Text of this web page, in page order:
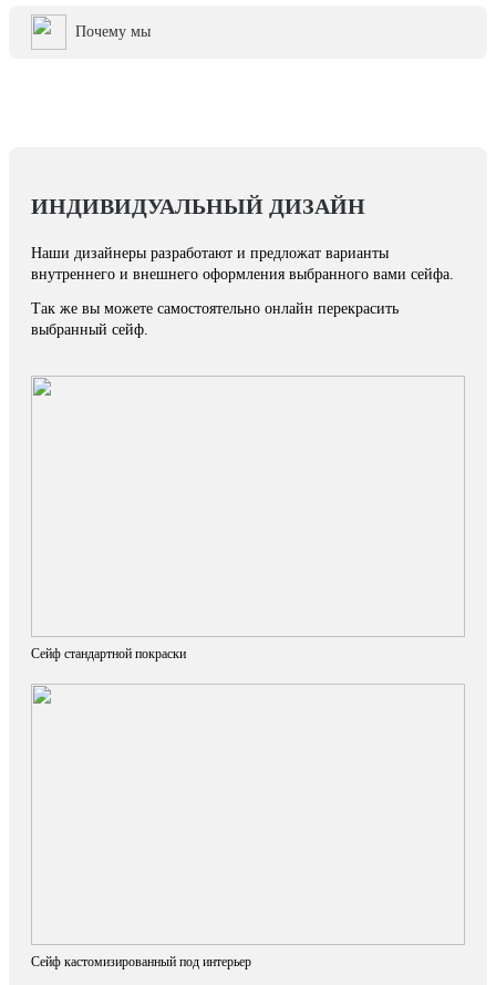
Почему мы
ИНДИВИДУАЛЬНЫЙ ДИЗАЙН
Наши дизайнеры разработают и предложат варианты
внутреннего и внешнего оформления выбранного вами сейфа.
Так же вы можете самостоятельно онлайн перекрасить
выбранный сейф.
Сейф стандартной покраски
Сейф кастомизированный под интерьер